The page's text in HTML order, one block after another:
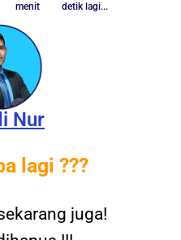
menit detik lagi...
Nur
lagi ???
juga!